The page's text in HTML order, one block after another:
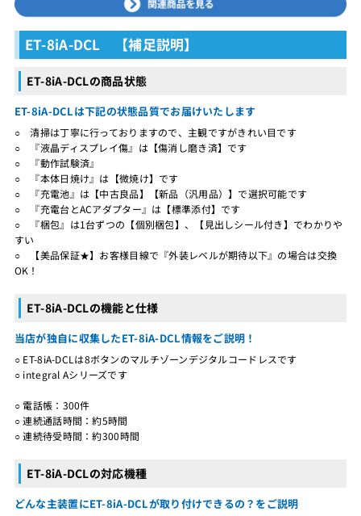
ET-8iA-DCL 【補足説明】
ET-8iA-DCLの商品状態
ET-8iA-DCLは下記の状態品質でお届けいたします
○ 清掃は丁寧に行っておりますので、主観ですがきれい目です
○ 『液晶ディスプレイ傷』は【傷消し磨き済】です
○ 『動作試験済』
○ 『本体日焼け』は【微焼け】です
○ 『充電池』は【中古良品】【新品（汎用品）】で選択可能です
○ 『充電台とACアダプター』は【標準添付】です
○ 『梱包』は1台ずつの【個別梱包】、【見出しシール付き】でわかりや
すい
○ 【美品保証★】お客様目線で『外装レベルが期待以下』の場合は交換
OK！
ET-8iA-DCLの機能と仕様
当店が独自に収集したET-8iA-DCL情報をご説明！
○ ET-8iA-DCLは8ボタンのマルチゾーンデジタルコードレスです
○ integral Aシリーズです
○ 電話帳：300件
○ 連続通話時間：約5時間
○ 連続待受時間：約300時間
ET-8iA-DCLの対応機種
どんな主装置にET-8iA-DCLが取り付けできるの？をご説明